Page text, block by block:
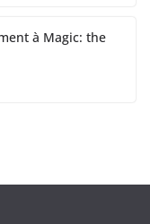
à Magic: the